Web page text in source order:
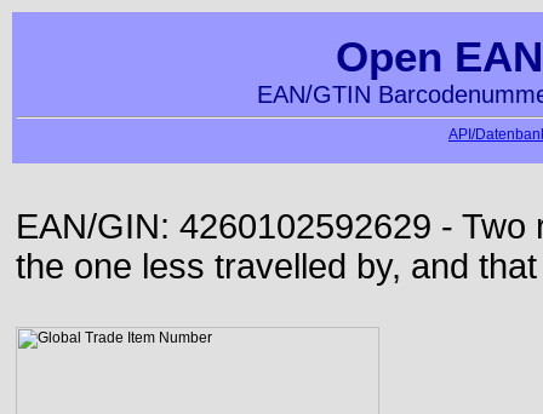
Open
EAN/GTIN
API/
EAN/GIN: 4260102592629 -
the one less travelled by, and